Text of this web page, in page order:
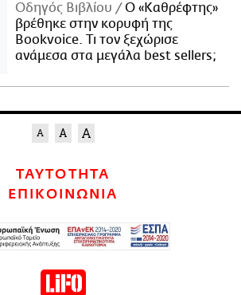
Οδηγός Βιβλίου
Ο «Καθρέφτης»
βρέθηκε στην κορυφή της
Bookvoice. Τι τον ξεχώρισε
ανάμεσα στα μεγάλα best sellers;
ΤΑΥΤΟΤΗΤΑ
ΕΠΙΚΟΙΝΩΝΙΑ